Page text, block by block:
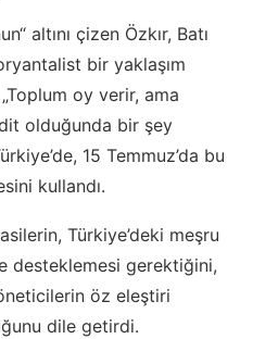
altını çizen Özkır, Batı
bir yaklaşım
oy verir, ama
olduğunda bir şey
15 Temmuz’da bu
kullandı.
Türkiye’deki meşru
desteklemesi gerektiğini,
öz eleştiri
dile getirdi.